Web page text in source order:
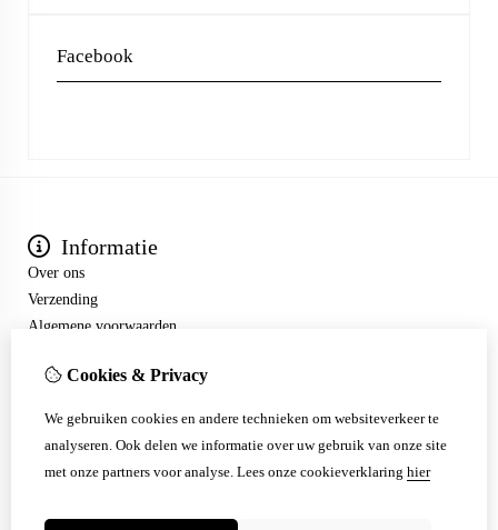
Facebook
Informatie
Over ons
Verzending
Algemene voorwaarden
Aanbiedingen
Klantenservice
Cookies & Privacy
We gebruiken cookies en andere technieken om websiteverkeer te
analyseren. Ook delen we informatie over uw gebruik van onze site
met onze partners voor analyse. Lees onze cookieverklaring hier